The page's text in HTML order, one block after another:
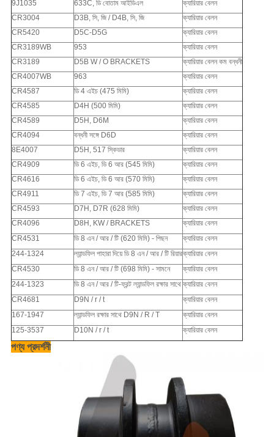
9J1035 633C, ডি বোতাম আইডিএল
ক্যারিয়ার বেলন
CR3004
D3B, সি, জি / D4B, সি, জি
ক্যারিয়ার বেলন
CR5420
D5C-D5G
ক্যারিয়ার বেলন
CR3189WB
953
ক্যারিয়ার বেলন
CR3189
D5B W / O BRACKETS
ক্যারিয়ার বেলন কম বন্ধনী
CR4007WB
963
ক্যারিয়ার বেলন
CR4587
ডি 4 এইচ (475 মিমি)
ক্যারিয়ার বেলন
CR4585
D4H (500 মিমি)
ক্যারিয়ার বেলন
CR4589
D5H, D6M
ক্যারিয়ার বেলন
CR4094
বন্ধনী সঙ্গে D6D
ক্যারিয়ার বেলন
8E4007
D5H, 517 স্কিডার
ক্যারিয়ার বেলন
CR4909
ডি 6 এইচ, ডি 6 আর (545 মিমি)
ক্যারিয়ার বেলন
CR4616
ডি 6 এইচ, ডি 6 আর (570 মিমি)
ক্যারিয়ার বেলন
CR4911
ডি 7 এইচ, ডি 7 আর (585 মিমি)
ক্যারিয়ার বেলন
CR4593
D7H, D7R (628 মিমি)
ক্যারিয়ার বেলন
CR4096
D8H, KW / BRACKETS
ক্যারিয়ার বেলন
CR4531
ডি 8 এন / আর / টি (620 মিমি) - পিছন
ক্যারিয়ার বেলন
244-1324
ল্যান্ডফিল পাহারা দিয়ে ডি 8 এন / আর / টি রিয়ারক্যারিয়ার বেলন
CR4530
ডি 8 এন / আর / টি (698 মিমি) - সামনে
ক্যারিয়ার বেলন
244-1323
ডি 8 এন / আর / টি-ফ্রন্ট ল্যান্ডফিল রক্ষার সাথে ক্যারিয়ার বেলন
CR4681
D9N / r / t
ক্যারিয়ার বেলন
167-1947
ল্যান্ডফিল রক্ষার সাথে D9N / R / T
ক্যারিয়ার বেলন
125-3537
D10N / r / t ক্যারিয়ার বেলন
পণ্য প্রদর্শনী